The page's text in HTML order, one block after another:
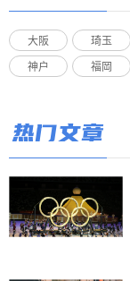
大阪 琦玉
神户 福岡
热门文章